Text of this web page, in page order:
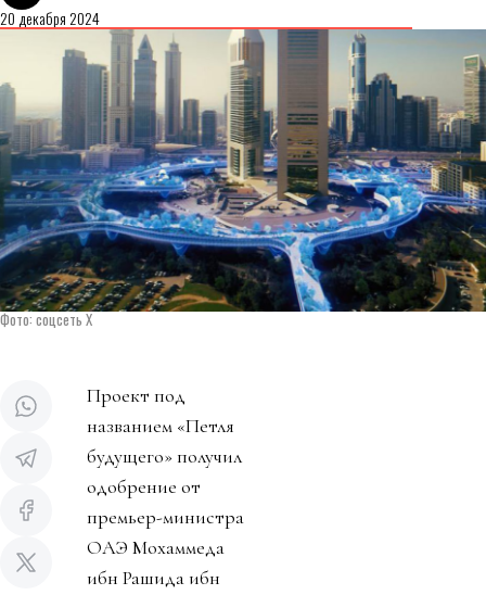
20 декабря 2024
Фото: соцсеть Х
Проект под
названием «Петля
будущего» получил
одобрение от
премьер-министра
ОАЭ Мохаммеда
ибн Рашида ибн